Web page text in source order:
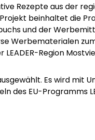
Rezepte aus der
beinhaltet die
und der
Werbematerialen
LEADER-Region
Es wird mit
des EU-Programms